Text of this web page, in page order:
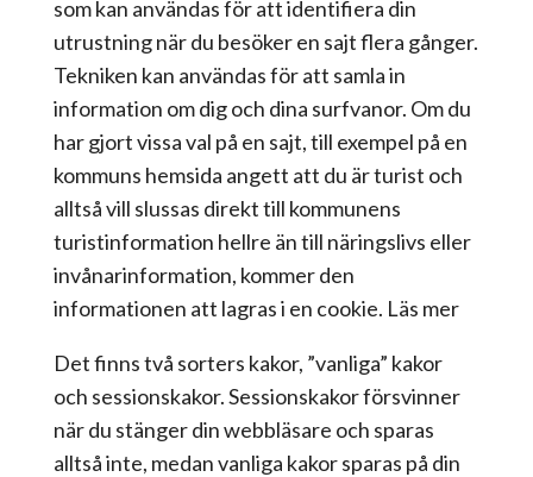
som kan användas för att identifiera din
utrustning när du besöker en sajt flera gånger.
Tekniken kan användas för att samla in
information om dig och dina surfvanor. Om du
har gjort vissa val på en sajt, till exempel på en
kommuns hemsida angett att du är turist och
alltså vill slussas direkt till kommunens
turistinformation hellre än till näringslivs eller
invånarinformation, kommer den
informationen att lagras i en cookie. Läs mer
Det finns två sorters kakor, ”vanliga” kakor
och sessionskakor. Sessionskakor försvinner
när du stänger din webbläsare och sparas
alltså inte, medan vanliga kakor sparas på din